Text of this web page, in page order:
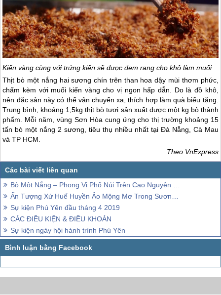
Kiến vàng cùng với trứng kiến sẽ được đem rang cho khô làm muối
Thịt bò một nắng hai sương chín trên than hoa dậy mùi thơm phức,
chấm kèm với muối kiến vàng cho vị ngon hấp dẫn. Do là đồ khô,
nên đặc sản này có thể vận chuyển xa, thích hợp làm quà biếu tặng.
Trung bình, khoảng 1,5kg thịt bò tươi sản xuất được một kg bò thành
phẩm. Mỗi năm, vùng Sơn Hòa cung ứng cho thị trường khoảng 15
tấn bò một nắng 2 sương, tiêu thụ nhiều nhất tại Đà Nẵng, Cà Mau
và TP HCM.
Theo VnExpress
Bò Một Nắng – Phong Vị Phố Núi Trên Cao Nguyên Phú Yên
Ấn Tượng Xứ Huế Huyền Ảo Mộng Mơ Trong Sương Mờ
Sự kiện Phú Yên đầu tháng 4 2019
CÁC ĐIỀU KIỆN & ĐIỀU KHOẢN
Sự kiện ngày hội hành trình Phú Yên